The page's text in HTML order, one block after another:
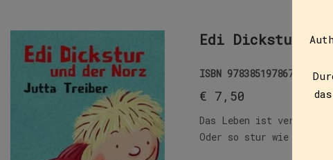
Edi Dickstur
ISBN 9783851978674
€ 7,50
Das Leben ist
Oder so stur wie dick?